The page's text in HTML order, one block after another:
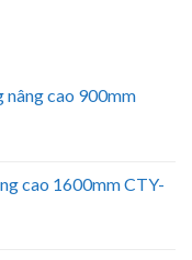
nâng cao 900mm
cao 1600mm CTY-